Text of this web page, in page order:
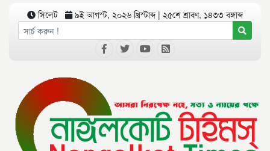
সিলেট ৯ই আগস্ট, ২০২৬ খ্রিস্টাব্দ | ২৫শে শ্রাবণ, ১৪৩৩ বঙ্গাব্দ